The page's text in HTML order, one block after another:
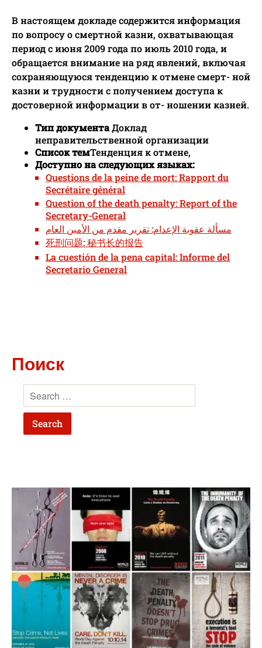
В настоящем докладе содержится информация
по вопросу о смертной казни, охватывающая
период с июня 2009 года по июль 2010 года, и
обращается внимание на ряд явлений, включая
сохраняющуюся тенденцию к отмене смерт- ной
казни и трудности с получением доступа к
достоверной информации в от- ношении казней.
Тип документаДоклад
неправительственной организации
Список темТенденция к отмене,
Доступно на следующих языках:
Questions de la peine de mort: Rapport du
Secrétaire général
Question of the death penalty: Report of the
Secretary-General
مسألة عقوبة الإعدام: تقرير مقدم من الأمين العام
死刑问题: 秘书长的报告
La cuestión de la pena capital: Informe del
Secretario General
Поиск